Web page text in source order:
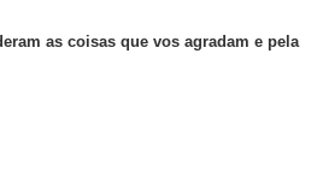
as coisas que vos agradam e pela